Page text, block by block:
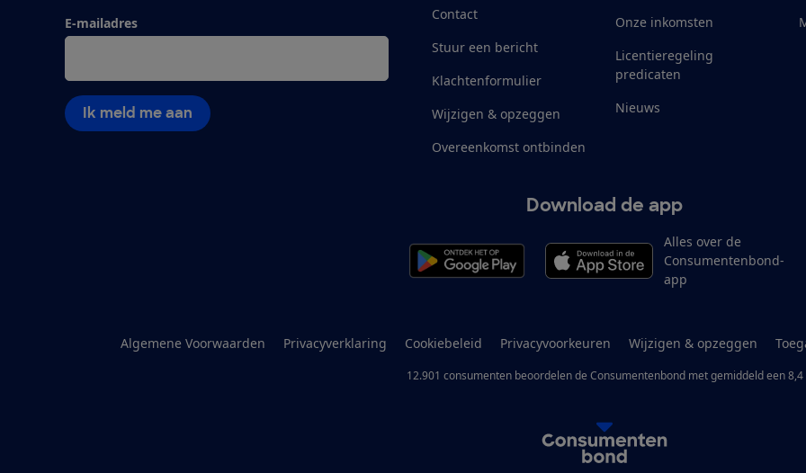
E-mailadres
Ik meld me aan
Contact
Stuur een bericht
Klachtenformulier
Wijzigen & opzeggen
Overeenkomst ontbinden
Onze inkomsten
Licentieregeling
predicaten
Nieuws
Download de app
Alles over de
Consumentenbond-
app
Algemene Voorwaarden Privacyverklaring Cookiebeleid Privacyvoorkeuren Wijzigen & opzeggen
12.901 consumenten beoordelen de Consumentenbondmet gemiddeld een 8,4